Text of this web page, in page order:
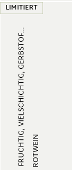
LIMITIERT
FRUCHTIG, VIELSCHICHTIG, GERBSTOF... ROTWEIN